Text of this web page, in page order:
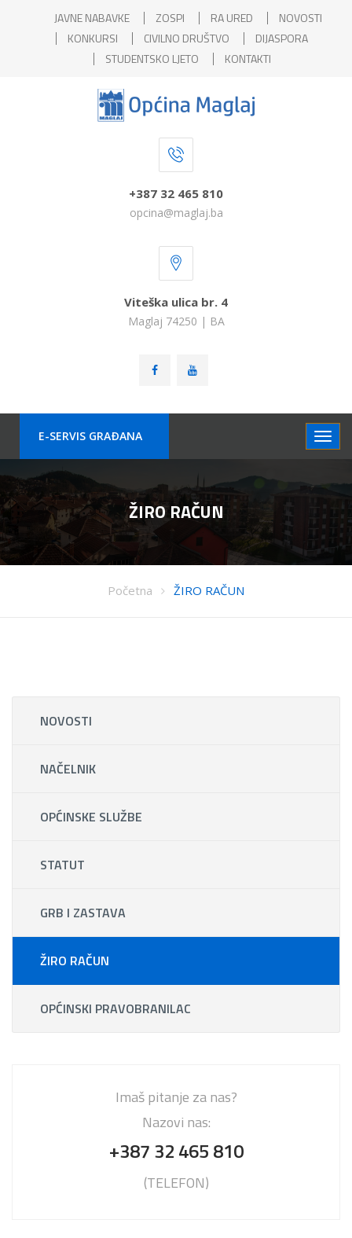
JAVNE NABAVKE ZOSPI RA URED
NOVOSTI
KONKURSI
CIVILNO DRUŠTVO
DIJASPORA
STUDENTSKO LJETO
KONTAKTI
+387 32 465 810
opcina@maglaj.ba
Viteška ulica br. 4
Maglaj 74250 | BA
E-SERVIS GRAÐANA
ŽIRO RAČUN
Početna ŽIRO RAČUN
NOVOSTI
NAČELNIK
OPĆINSKE SLUŽBE
STATUT
GRB I ZASTAVA
ŽIRO RAČUN
OPĆINSKI PRAVOBRANILAC
Imaš pitanje za nas?
Nazovi nas:
+387 32 465 810
(TELEFON)